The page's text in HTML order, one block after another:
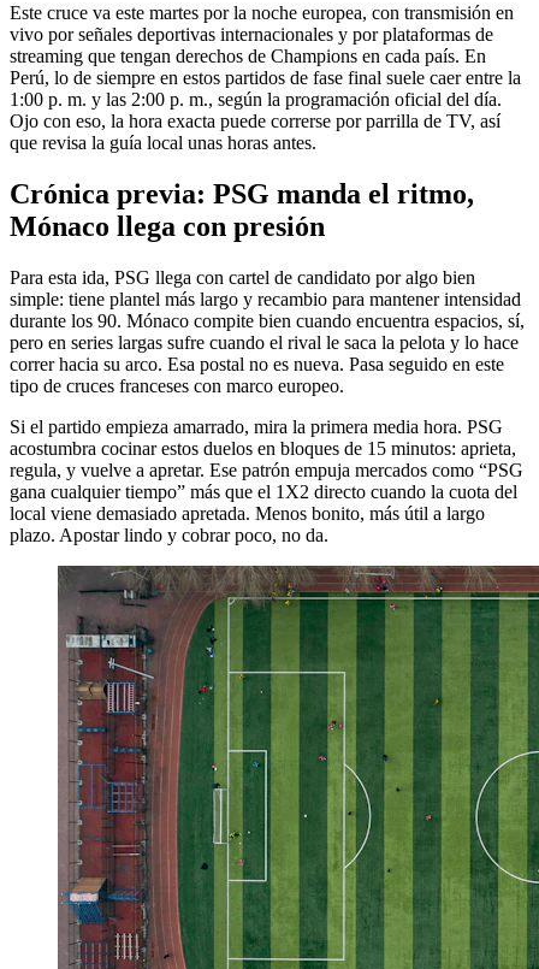
Este cruce va este martes por la noche europea, con transmisión en
vivo por señales deportivas internacionales y por plataformas de
streaming que tengan derechos de Champions en cada país. En
Perú, lo de siempre en estos partidos de fase final suele caer entre la
1:00 p. m. y las 2:00 p. m., según la programación oficial del día.
Ojo con eso, la hora exacta puede correrse por parrilla de TV, así
que revisa la guía local unas horas antes.
Crónica previa: PSG manda el ritmo,
Mónaco llega con presión
Para esta ida, PSG llega con cartel de candidato por algo bien
simple: tiene plantel más largo y recambio para mantener intensidad
durante los 90. Mónaco compite bien cuando encuentra espacios, sí,
pero en series largas sufre cuando el rival le saca la pelota y lo hace
correr hacia su arco. Esa postal no es nueva. Pasa seguido en este
tipo de cruces franceses con marco europeo.
Si el partido empieza amarrado, mira la primera media hora. PSG
acostumbra cocinar estos duelos en bloques de 15 minutos: aprieta,
regula, y vuelve a apretar. Ese patrón empuja mercados como “PSG
gana cualquier tiempo” más que el 1X2 directo cuando la cuota del
local viene demasiado apretada. Menos bonito, más útil a largo
plazo. Apostar lindo y cobrar poco, no da.